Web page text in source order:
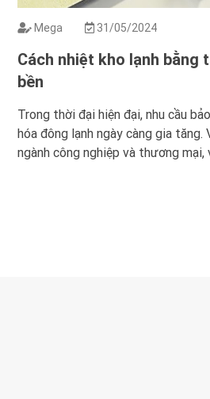
Mega 31/05/2024
Cách nhiệt kho lạnh bằng
bền
Trong thời đại hiện đại, nhu cầu
hóa đông lạnh ngày càng gia
ngành công nghiệp và thương